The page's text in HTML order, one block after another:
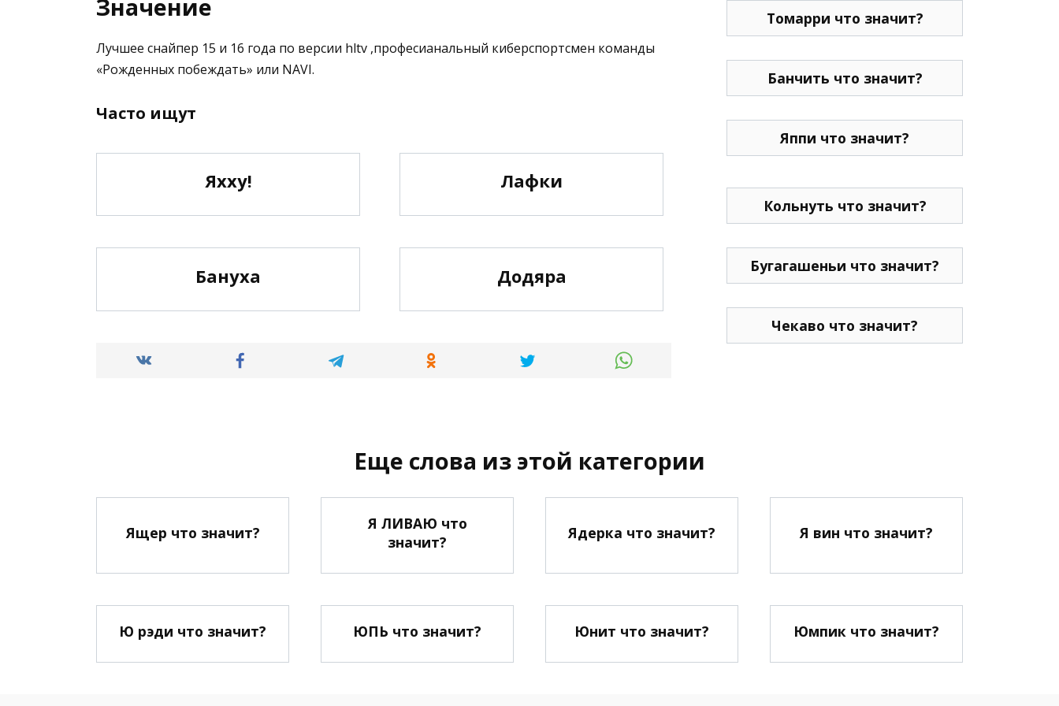
Значение
Лучшее снайпер 15 и 16 года по версии hltv ,професианальный киберспортсмен команды
«Рожденных побеждать» или NAVI.
Часто ищут
Яхху! Лафки
Бануха Додяра
Томарри что значит?
Банчить что значит?
Яппи что значит?
Кольнуть что значит?
Бугагашеньи что значит?
Чекаво что значит?
Еще слова из этой категории
Ящер что значит?
Я ЛИВАЮ что
значит?
Ядерка что значит? Я вин что значит?
Ю рэди что значит? ЮПЬ что значит? Юнит что значит? Юмпик что значит?